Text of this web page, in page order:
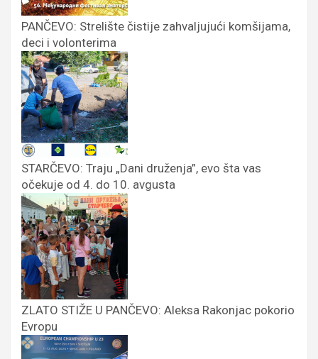
PANČEVO: Strelište čistije zahvaljujući komšijama,
deci i volonterima
STARČEVO: Traju „Dani druženja”, evo šta vas
očekuje od 4. do 10. avgusta
ZLATO STIŽE U PANČEVO: Aleksa Rakonjac pokorio
Evropu